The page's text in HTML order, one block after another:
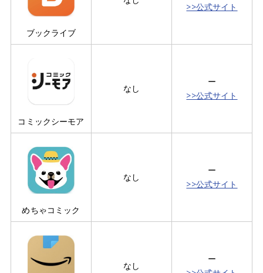
ブックライブ
>>公式サイト
コミックシーモア
なし
ー
>>公式サイト
めちゃコミック
なし
ー
>>公式サイト
なし
ー